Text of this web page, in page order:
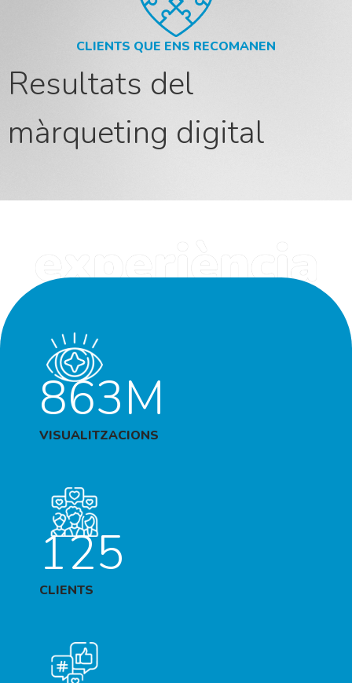
CLIENTS QUE ENS RECOMANEN
Resultats del
màrqueting digital
863M
VISUALITZACIONS
125
CLIENTS